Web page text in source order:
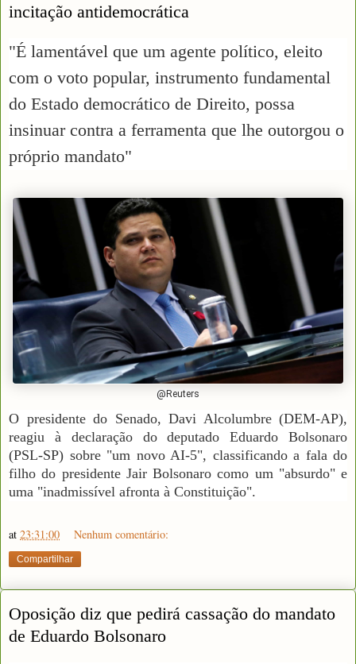
incitação antidemocrática
"É lamentável que um agente político, eleito
com o voto popular, instrumento fundamental
do Estado democrático de Direito, possa
insinuar contra a ferramenta que lhe outorgou o
próprio mandato"
@Reuters
O presidente do Senado, Davi Alcolumbre (DEM-AP),
reagiu à declaração do deputado Eduardo Bolsonaro
(PSL-SP) sobre "um novo AI-5", classificando a fala do
filho do presidente Jair Bolsonaro como um "absurdo" e
uma "inadmissível afronta à Constituição".
at 23:31:00 Nenhum comentário:
Compartilhar
Oposição diz que pedirá cassação do mandato
de Eduardo Bolsonaro